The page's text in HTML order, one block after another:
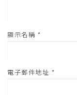
顯示名稱 *
電子郵件地址 *